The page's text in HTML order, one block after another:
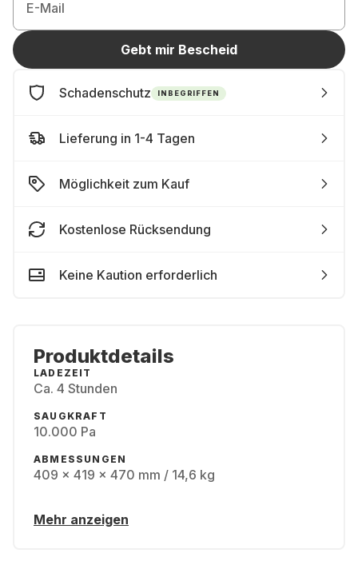
E-Mail
Gebt mir Bescheid
Schadenschutz INBEGRIFFEN
Lieferung in 1-4 Tagen
Möglichkeit zum Kauf
Kostenlose Rücksendung
Keine Kaution erforderlich
Produktdetails
LADEZEIT
Ca. 4 Stunden
SAUGKRAFT
10.000 Pa
ABMESSUNGEN
409 x 419 x 470 mm / 14,6 kg
Mehr anzeigen